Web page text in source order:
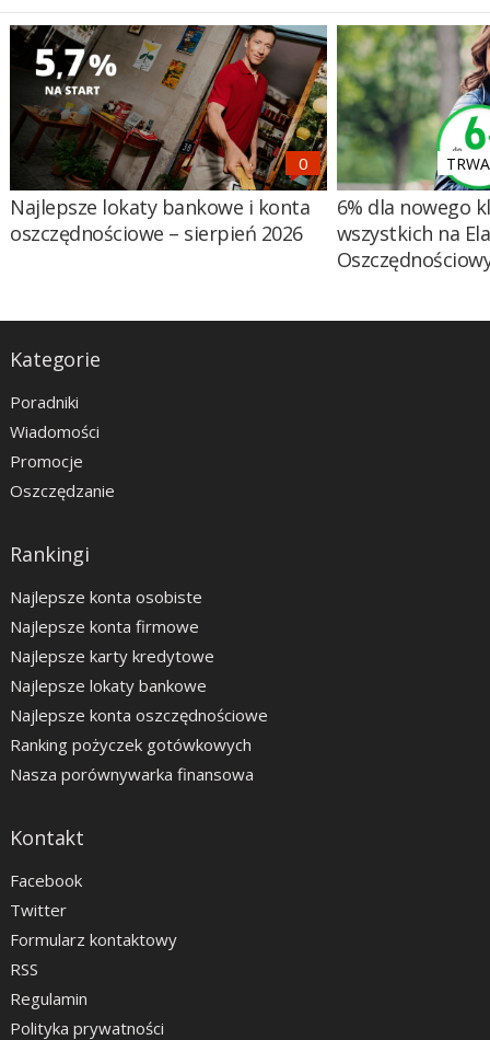
Najlepsze lokaty bankowe i konta
oszczędnościowe – sierpień 2026
6% dla nowego
wszystkich na
Kategorie
Poradniki
Wiadomości
Promocje
Oszczędzanie
Rankingi
Najlepsze konta osobiste
Najlepsze konta firmowe
Najlepsze karty kredytowe
Najlepsze lokaty bankowe
Najlepsze konta oszczędnościowe
Ranking pożyczek gotówkowych
Nasza porównywarka finansowa
Kontakt
Facebook
Twitter
Formularz kontaktowy
RSS
Regulamin
Polityka prywatności